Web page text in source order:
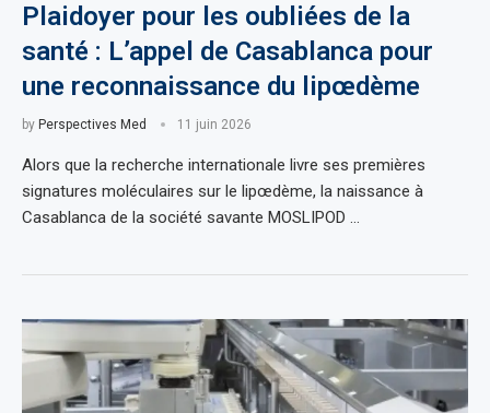
Plaidoyer pour les oubliées de la
santé : L’appel de Casablanca pour
une reconnaissance du lipœdème
by Perspectives Med 11 juin 2026
Alors que la recherche internationale livre ses premières
signatures moléculaires sur le lipœdème, la naissance à
Casablanca de la société savante MOSLIPOD …